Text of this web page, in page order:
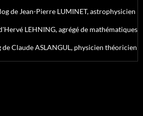
de Jean-Pierre LUMINET, astrophysicien
LEHNING, agrégé de mathématiques
de Claude ASLANGUL, physicien théoricien